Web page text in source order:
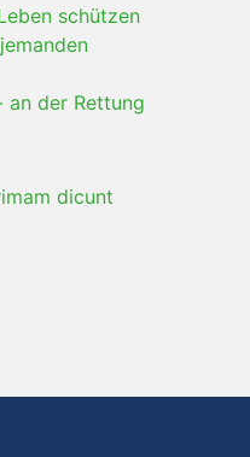
schützen
jemanden
an der Rettung
dicunt